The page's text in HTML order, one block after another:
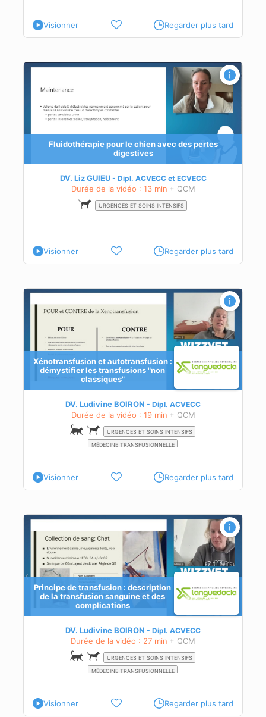
Visionner Regarder plus tard
Fluidothérapie pour le chien avec des pertes
digestives
DV. Liz GUIEU Dipl. ACVECCet ECVECC
Durée de la vidéo : 13 min + QCM
URGENCES ET SOINS INTENSIFS
Visionner Regarder plus tard
Xénotransfusion et autotransfusion :
démystifier les transfusions "non
classiques"
DV. Ludivine BOIRON Dipl. ACVECC
Durée de la vidéo : 19 min + QCM
URGENCES ET SOINS INTENSIFS
MÉDECINE TRANSFUSIONNELLE
Visionner Regarder plus tard
Principe de transfusion : description
de la transfusion sanguine et des
complications
DV. Ludivine BOIRON Dipl. ACVECC
Durée de la vidéo : 27 min + QCM
URGENCES ET SOINS INTENSIFS
MÉDECINE TRANSFUSIONNELLE
Visionner Regarder plus tard